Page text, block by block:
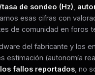
de sondeo (Hz)
esas cifras con
de comunidad en foros
del fabricante y los
estimación (autonomía
los fallos reportados , no